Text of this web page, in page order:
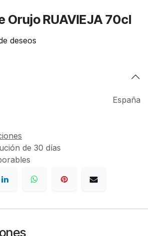
Orujo RUAVIEJA 70cl
deseos
España
de 30 días